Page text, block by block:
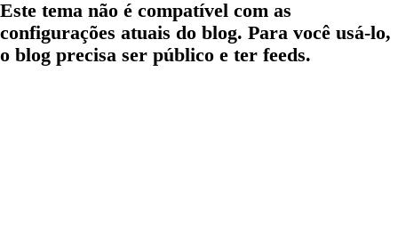
Este tema não é compatível com as
configurações atuais do blog. Para você usá-lo,
o blog precisa ser público e ter feeds.